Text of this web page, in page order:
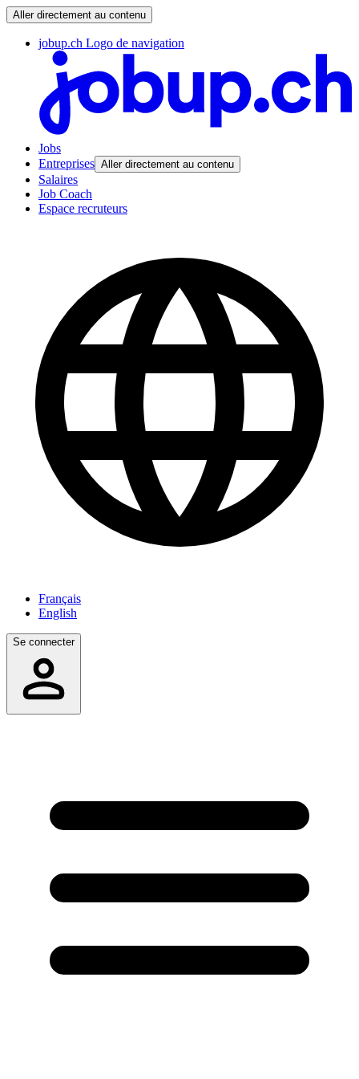
Aller directement au contenu
jobup.ch Logo de navigation
Jobs
Entreprises Aller directement au contenu
Salaires
Job Coach
Espace recruteurs
Français
English
Se connecter